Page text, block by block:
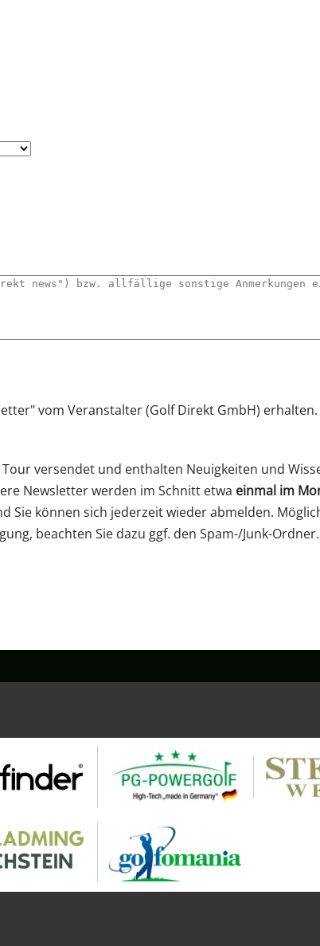
vom Veranstalter (Golf Direkt GmbH) erhalten.
versendet und enthalten Neuigkeiten und
Newsletter werden im Schnitt etwa einmal im
können sich jederzeit wieder abmelden.
beachten Sie dazu ggf. den Spam-/Junk-Ordner.